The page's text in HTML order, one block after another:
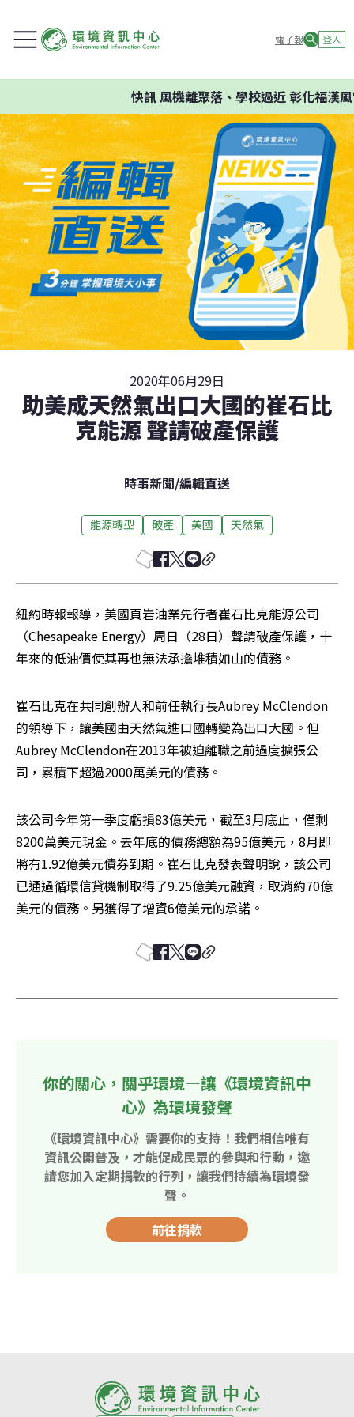
電子報 登入
快訊風機離聚落、學校過近 彰化福漢風
2020年06月29日
助美成天然氣出口大國的崔石比
克能源 聲請破產保護
時事新聞/編輯直送
能源轉型 破產 美國 天然氣
紐約時報報導，美國頁岩油業先行者崔石比克能源公司
（Chesapeake Energy）周日（28日）聲請破產保護，十
年來的低油價使其再也無法承擔堆積如山的債務。
崔石比克在共同創辦人和前任執行長Aubrey McClendon
的領導下，讓美國由天然氣進口國轉變為出口大國。但
Aubrey McClendon在2013年被迫離職之前過度擴張公
司，累積下超過2000萬美元的債務。
該公司今年第一季度虧損83億美元，截至3月底止，僅剩
8200萬美元現金。去年底的債務總額為95億美元，8月即
將有1.92億美元債券到期。崔石比克發表聲明說，該公司
已通過循環信貸機制取得了9.25億美元融資，取消約70億
美元的債務。另獲得了增資6億美元的承諾。
你的關心，關乎環境—讓《環境資訊中
心》為環境發聲
《環境資訊中心》需要你的支持！我們相信唯有
資訊公開普及，才能促成民眾的參與和行動，邀
請您加入定期捐款的行列，讓我們持續為環境發
聲。
前往捐款